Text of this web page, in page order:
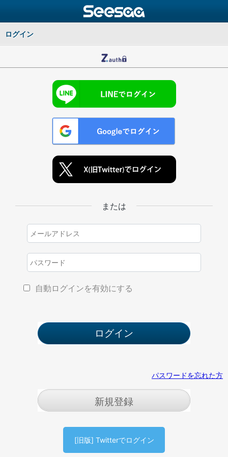
ログイン
または
自動ログインを有効にする
パスワードを忘れた方
新規登録
[旧版] Twitterでログイン